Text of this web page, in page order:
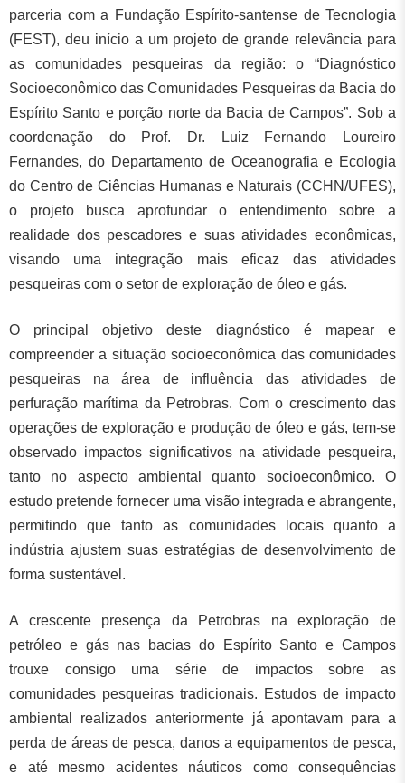
parceria com a Fundação Espírito-santense de Tecnologia
(FEST), deu início a um projeto de grande relevância para
as comunidades pesqueiras da região: o “Diagnóstico
Socioeconômico das Comunidades Pesqueiras da Bacia do
Espírito Santo e porção norte da Bacia de Campos”. Sob a
coordenação do Prof. Dr. Luiz Fernando Loureiro
Fernandes, do Departamento de Oceanografia e Ecologia
do Centro de Ciências Humanas e Naturais (CCHN/UFES),
o projeto busca aprofundar o entendimento sobre a
realidade dos pescadores e suas atividades econômicas,
visando uma integração mais eficaz das atividades
pesqueiras com o setor de exploração de óleo e gás.
O principal objetivo deste diagnóstico é mapear e
compreender a situação socioeconômica das comunidades
pesqueiras na área de influência das atividades de
perfuração marítima da Petrobras. Com o crescimento das
operações de exploração e produção de óleo e gás, tem-se
observado impactos significativos na atividade pesqueira,
tanto no aspecto ambiental quanto socioeconômico. O
estudo pretende fornecer uma visão integrada e abrangente,
permitindo que tanto as comunidades locais quanto a
indústria ajustem suas estratégias de desenvolvimento de
forma sustentável.
A crescente presença da Petrobras na exploração de
petróleo e gás nas bacias do Espírito Santo e Campos
trouxe consigo uma série de impactos sobre as
comunidades pesqueiras tradicionais. Estudos de impacto
ambiental realizados anteriormente já apontavam para a
perda de áreas de pesca, danos a equipamentos de pesca,
e até mesmo acidentes náuticos como consequências